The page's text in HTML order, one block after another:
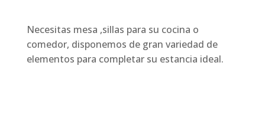
Necesitas mesa ,sillas para su cocina o
comedor, disponemos de gran variedad de
elementos para completar su estancia ideal.